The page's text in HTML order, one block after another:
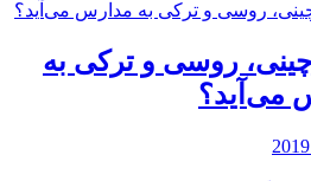
چینی، روسی و ترکی به
می‌آید؟